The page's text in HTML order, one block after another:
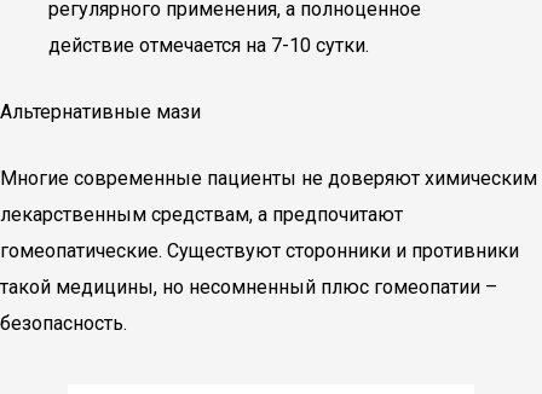
регулярного применения, а полноценное
действие отмечается на 7-10 сутки.
Альтернативные мази
Многие современные пациенты не доверяют химическим
лекарственным средствам, а предпочитают
гомеопатические. Существуют сторонники и противники
такой медицины, но несомненный плюс гомеопатии –
безопасность.